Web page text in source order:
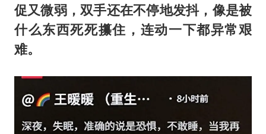
全民健身事业高质量发展
台当局重金为“台独”织“皇帝新衣”
《欢迎来龙餐馆》口碑
乐享全民健身 共筑健康中国
促又微弱，双手还在不停地发抖，像是被
什么东西死死攥住，连动一下都异常艰
难。